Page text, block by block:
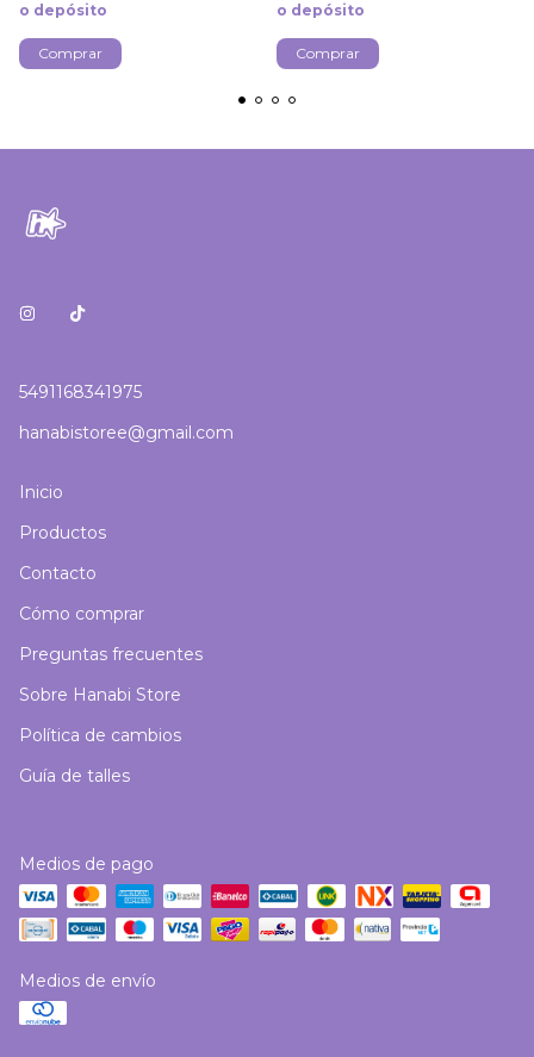
o depósito
Comprar
o depósito
Comprar
5491168341975
hanabistoree@gmail.com
Inicio
Productos
Contacto
Cómo comprar
Preguntas frecuentes
Sobre Hanabi Store
Política de cambios
Guía de talles
Medios de pago
Medios de envío